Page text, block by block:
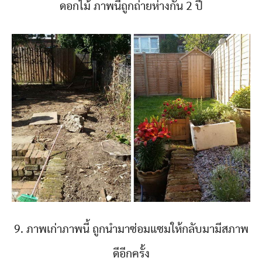
ดอกไม้ ภาพนี้ถูกถ่ายห่างกัน 2 ปี
9. ภาพเก่าภาพนี้ ถูกนำมาซ่อมแซมให้กลับมามีสภาพ
ดีอีกครั้ง